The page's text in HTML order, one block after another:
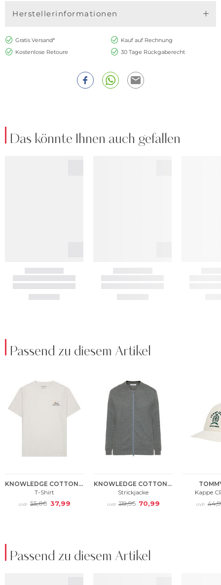
Herstellerinformationen
Gratis Versand*
Kauf auf Rechnung
Kostenlose Retoure
30 Tage Rückgaberecht
Das könnte Ihnen auch gefallen
Passend zu diesem Artikel
Passend zu diesem Artikel